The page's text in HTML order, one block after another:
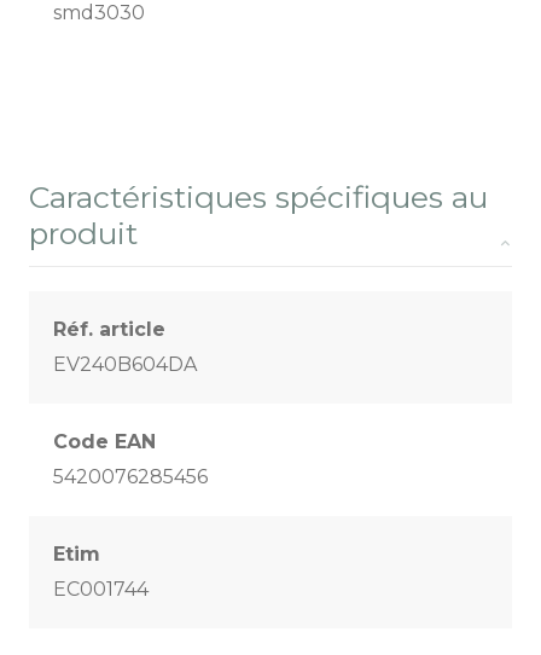
smd3030
Caractéristiques spécifiques au
produit
Réf. article
EV240B604DA
Code EAN
5420076285456
Etim
EC001744